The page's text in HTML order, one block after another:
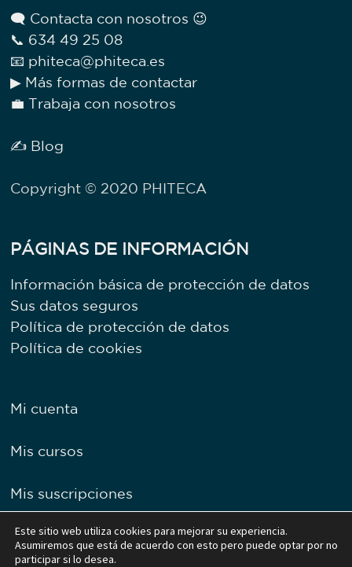
🗨 Contacta con nosotros 😉
📞 634 49 25 08
📧 phiteca@phiteca.es
▶ Más formas de contactar
💼 Trabaja con nosotros
✍ Blog
Copyright © 2020 PHITECA
PÁGINAS DE INFORMACIÓN
Información básica de protección de datos
Sus datos seguros
Política de protección de datos
Política de cookies
Mi cuenta
Mis cursos
Mis suscripciones
Instagram
Facebook
LinkedIn
YouTube
Twitter
Este sitio web utiliza cookies para mejorar su experiencia.
Asumiremos que está de acuerdo con esto pero puede optar por no
participar si lo desea.